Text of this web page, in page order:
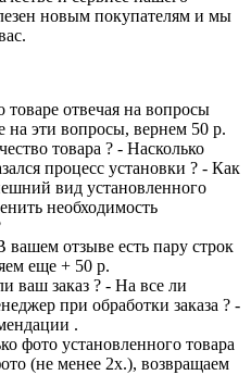
новым покупателям и мы
отвечая на вопросы
на эти вопросы, вернем 50 р.
товара ? - Насколько
процесс установки ? - Как
вид установленного
необходимость
отзыве есть пару строк
еще + 50 р.
ваш заказ ? - На все ли
при обработки заказа ? -
.
фото установленного товара
(не менее 2х.), возвращаем